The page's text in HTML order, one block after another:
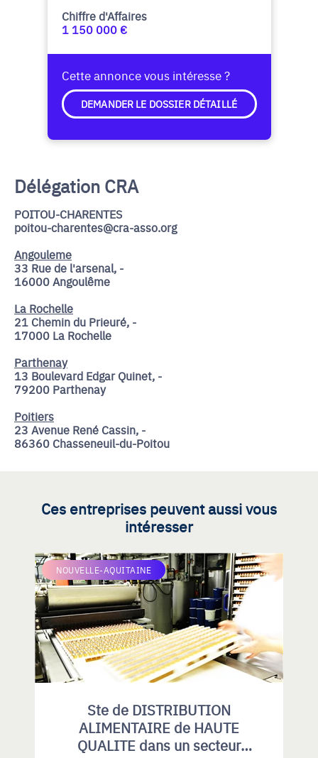
Chiffre d'Affaires
1 150 000 €
Cette annonce vous intéresse ?
DEMANDER LE DOSSIER DÉTAILLÉ
Délégation CRA
POITOU-CHARENTES
poitou-charentes@cra-asso.org
Angouleme
33 Rue de l'arsenal, -
16000 Angoulême
La Rochelle
21 Chemin du Prieuré, -
17000 La Rochelle
Parthenay
13 Boulevard Edgar Quinet, -
79200 Parthenay
Poitiers
23 Avenue René Cassin, -
86360 Chasseneuil-du-Poitou
Ces entreprises peuvent aussi vous
intéresser
NOUVELLE-AQUITAINE
Ste de DISTRIBUTION
ALIMENTAIRE de HAUTE
QUALITE dans un secteur